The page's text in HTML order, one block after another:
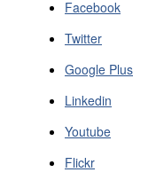
Facebook
Twitter
Google Plus
Linkedin
Youtube
Flickr